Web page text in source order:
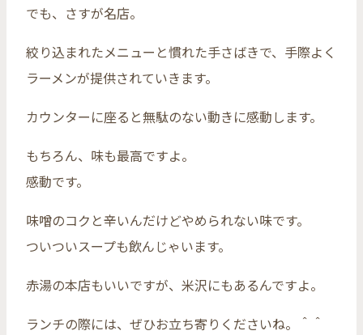
でも、さすが名店。
絞り込まれたメニューと慣れた手さばきで、手際よく
ラーメンが提供されていきます。
カウンターに座ると無駄のない動きに感動します。
もちろん、味も最高ですよ。
感動です。
味噌のコクと辛いんだけどやめられない味です。
ついついスープも飲んじゃいます。
赤湯の本店もいいですが、米沢にもあるんですよ。
ランチの際には、ぜひお立ち寄りくださいね。＾＾